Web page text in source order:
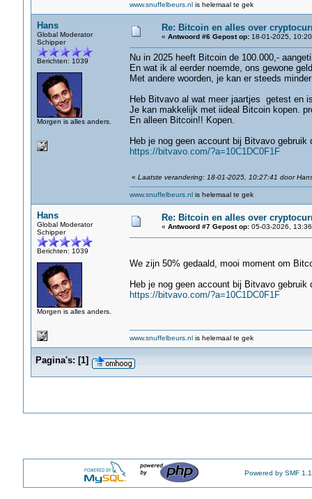
www.snuffelbeurs.nlis helemaal te gek
Hans
Global Moderator
Schipper
Berichten: 1039
Morgen is alles anders.
Re: Bitcoin en alles over
« Antwoord #6 Gepost op:18-01-2025,
Nu in 2025 heeft Bitcoin de 100.000,-
En wat ik al eerder noemde, ons gewone
Met andere woorden, je kan er steeds
Heb Bitvavo al wat meer jaartjes getest en
Je kan makkelijk met iideal Bitcoin kopen.
En alleen Bitcoin!! Kopen.
Heb je nog geen account bij Bitvavo
https://bitvavo.com/?a=10C1DC0F1F
« Laatste verandering: 18-01-2025, 10:27:41 door
www.snuffelbeurs.nlis helemaal te gek
Hans
Global Moderator
Schipper
Berichten: 1039
Morgen is alles anders.
Re: Bitcoin en alles over
« Antwoord #7 Gepost op:05-03-2026,
We zijn 50% gedaald, mooi moment om
Heb je nog geen account bij Bitvavo
https://bitvavo.com/?a=10C1DC0F1F
www.snuffelbeurs.nlis helemaal te gek
Pagina's: [1]
Powered by SMF